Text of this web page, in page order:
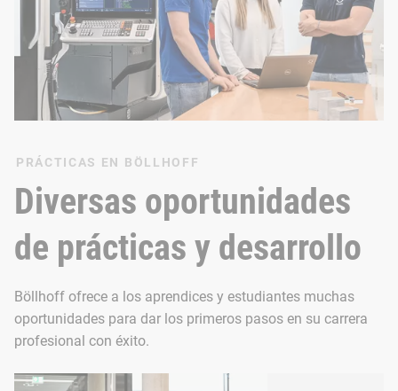
PRÁCTICAS EN BÖLLHOFF
Diversas oportunidades
de prácticas y desarrollo
Böllhoff ofrece a los aprendices y estudiantes muchas
oportunidades para dar los primeros pasos en su carrera
profesional con éxito.